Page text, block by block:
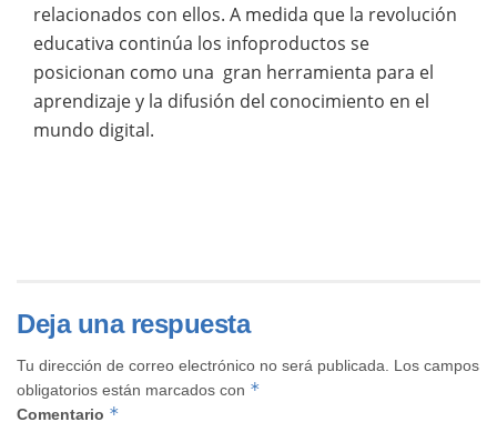
relacionados con ellos. A medida que la revolución
educativa continúa los infoproductos se
posicionan como una gran herramienta para el
aprendizaje y la difusión del conocimiento en el
mundo digital.
Deja una respuesta
Tu dirección de correo electrónico no será publicada.
Los campos
obligatorios están marcados con *
Comentario *